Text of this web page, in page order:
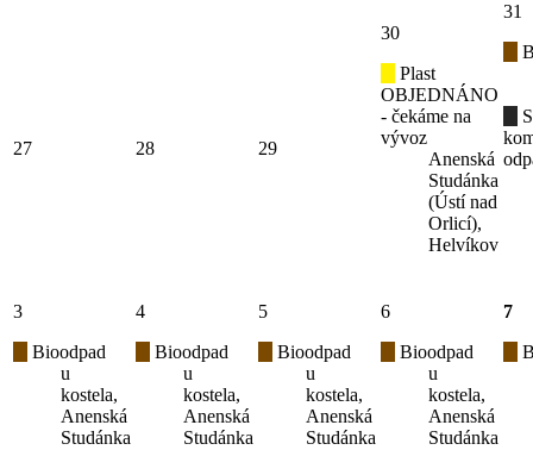
27 28 29
30
Plast
OBJEDNÁNO
- čekáme na
vývoz
Anenská
Studánka
(Ústí nad
Orlicí),
Helvíkov
31
3
Bioodpad
u
kostela,
Anenská
Studánka
4
Bioodpad
u
kostela,
Anenská
Studánka
5
Bioodpad
u
kostela,
Anenská
Studánka
6
Bioodpad
u
kostela,
Anenská
Studánka
7